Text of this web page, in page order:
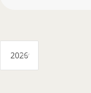
2026